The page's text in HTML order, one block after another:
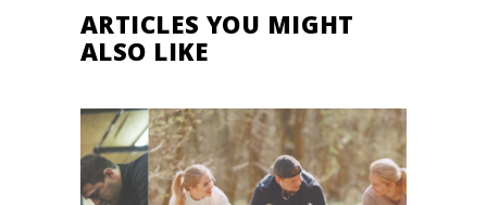
ARTICLES YOU MIGHT
ALSO LIKE